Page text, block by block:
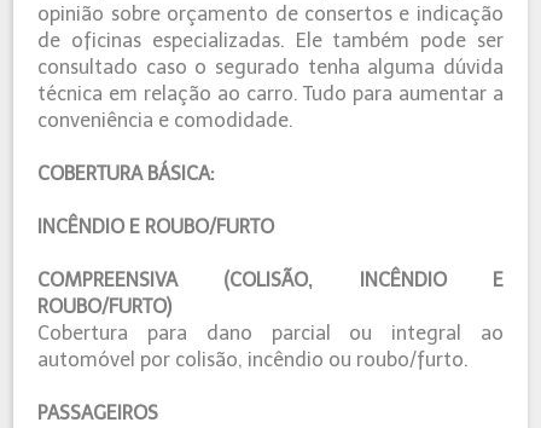
opinião sobre orçamento de consertos e indicação
de oficinas especializadas. Ele também pode ser
consultado caso o segurado tenha alguma dúvida
técnica em relação ao carro. Tudo para aumentar a
conveniência e comodidade.
COBERTURA BÁSICA:
INCÊNDIO E ROUBO/FURTO
COMPREENSIVA (COLISÃO, INCÊNDIO E
ROUBO/FURTO)
Cobertura para dano parcial ou integral ao
automóvel por colisão, incêndio ou roubo/furto.
PASSAGEIROS